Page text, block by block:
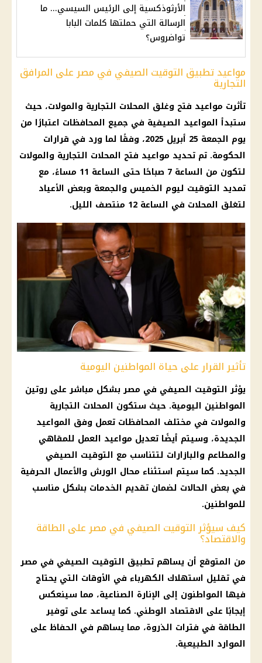
الأرثوذكسية إلى الرئيس السيسي... ما
الرسالة التي حملتها كلمات البابا
تواضروس؟
مواعيد تطبيق التوقيت الصيفي في مصر على المرافق
التجارية
تأثرت مواعيد فتح وغلق المحلات التجارية والمولات، حيث
ستبدأ المواعيد الصيفية في جميع المحافظات اعتبارًا من
يوم الجمعة 25
أبريل 2025
، وفقًا لما ورد في قرارات
الحكومة. تم تحديد مواعيد فتح المحلات التجارية والمولات
لتكون من الساعة 7 صباحًا حتى الساعة 11 مساءً، مع
تمديد التوقيت ليوم الخميس والجمعة وبعض الأعياد
لتغلق المحلات في الساعة 12 منتصف الليل.
تأثير القرار على حياة المواطنين اليومية
يؤثرالتوقيت الصيفي في مصربشكل مباشر على روتين
المواطنين اليومية. حيث ستكون المحلات التجارية
والمولات في مختلف المحافظات تعمل وفق المواعيد
الجديدة، وسيتم أيضًا تعديل مواعيد العمل للمقاهي
والمطاعم والبازارات لتتناسب مع التوقيت الصيفي
الجديد. كما سيتم استثناء محال الورش والأعمال الحرفية
في بعض الحالات لضمان تقديم الخدمات بشكل مناسب
للمواطنين.
كيف سيؤثر التوقيت الصيفي في مصر على الطاقة
والاقتصاد؟
من المتوقع أن يساهم تطبيق التوقيت الصيفي في مصر
في تقليل استهلاك الكهرباء في الأوقات التي يحتاج
فيها المواطنون إلى الإنارة الصناعية، مما سينعكس
إيجابًا على الاقتصاد الوطني. كما يساعد على توفير
الطاقة في فترات الذروة، مما يساهم في الحفاظ على
الموارد الطبيعية.